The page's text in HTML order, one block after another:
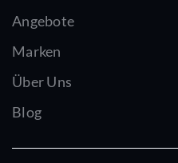
Angebote
Marken
Über Uns
Blog